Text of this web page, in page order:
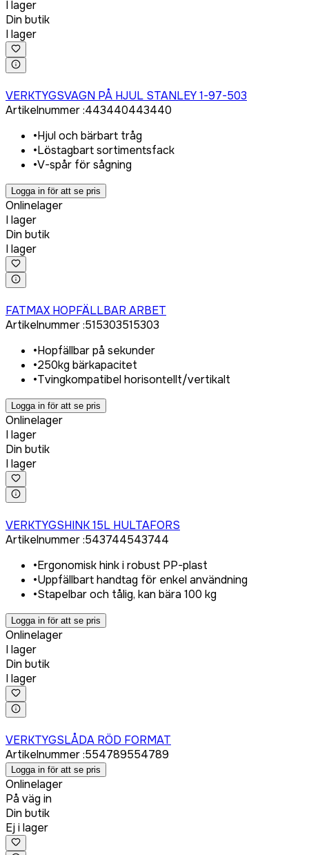
I lager
Din butik
I lager
VERKTYGSVAGN PÅ HJUL STANLEY 1-97-503
Artikelnummer:443440443440
•Hjul och bärbart tråg
•Löstagbart sortimentsfack
•V-spår för sågning
Logga in för att se pris
Onlinelager
I lager
Din butik
I lager
FATMAX HOPFÄLLBAR ARBET
Artikelnummer:515303515303
•Hopfällbar på sekunder
•250kg bärkapacitet
•Tvingkompatibel horisontellt/vertikalt
Logga in för att se pris
Onlinelager
I lager
Din butik
I lager
VERKTYGSHINK 15L HULTAFORS
Artikelnummer:543744543744
•Ergonomisk hink i robust PP-plast
•Uppfällbart handtag för enkel användning
•Stapelbar och tålig, kan bära 100 kg
Logga in för att se pris
Onlinelager
I lager
Din butik
I lager
VERKTYGSLÅDA RÖD FORMAT
Artikelnummer:554789554789
Logga in för att se pris
Onlinelager
På väg in
Din butik
Ej i lager